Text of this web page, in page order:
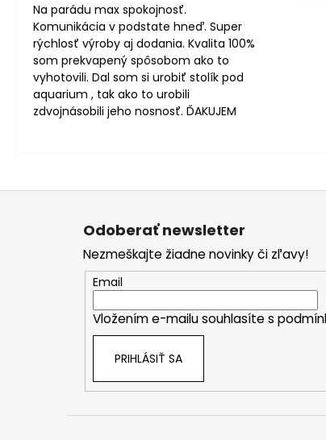
Na parádu max spokojnosť.
Komunikácia v podstate hneď. Super
rýchlosť výroby aj dodania. Kvalita 100%
som prekvapený spôsobom ako to
vyhotovili. Dal som si urobiť stolík pod
aquarium , tak ako to urobili
zdvojnásobili jeho nosnosť. ĎAKUJEM
Z
Odoberať newsletter
Nezmeškajte žiadne novinky či zľavy!
Email
Vložením e-mailu souhlasíte s
PRIHLÁSIŤ SA